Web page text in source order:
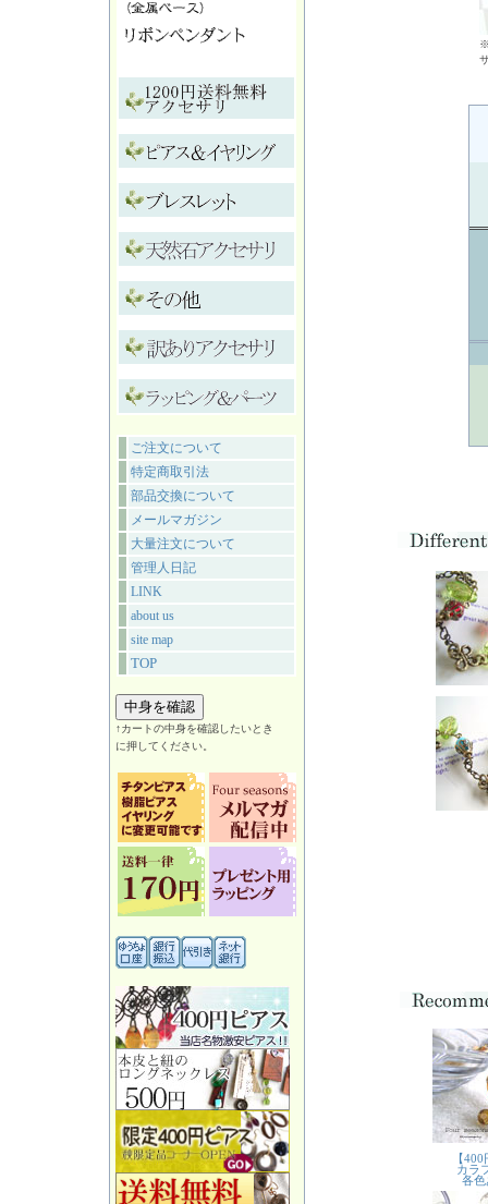
ご注文について
特定商取引法
部品交換について
メールマガジン
大量注文について
管理人日記
LINK
about us
site map
TOP
↑カートの中身を確認したいとき
に押してください。